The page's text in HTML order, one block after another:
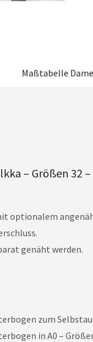
Maßtabelle
– Größen
optionalem
genäht werden.
zum
in A0 –